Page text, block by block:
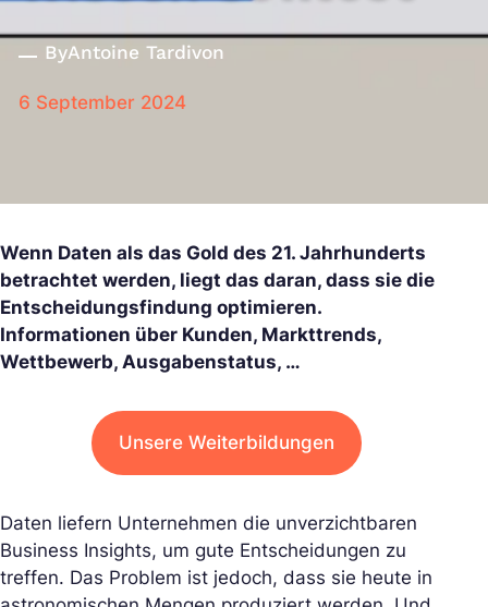
ByAntoine Tardivon
6 September 2024
Wenn Daten als das Gold des 21. Jahrhunderts
betrachtet werden, liegt das daran, dass sie die
Entscheidungsfindung optimieren.
Informationen über Kunden, Markttrends,
Wettbewerb, Ausgabenstatus, …
Unsere Weiterbildungen
Daten liefern Unternehmen die unverzichtbaren
Business Insights, um gute Entscheidungen zu
treffen. Das Problem ist jedoch, dass sie heute in